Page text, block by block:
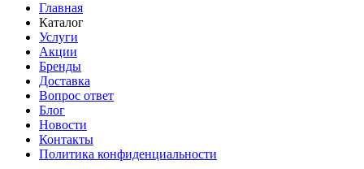
Главная
Каталог
Услуги
Акции
Бренды
Доставка
Вопрос ответ
Блог
Новости
Контакты
Политика конфиденциальности